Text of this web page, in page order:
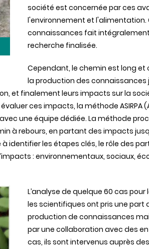
société est concernée par ces
l'environnement et
connaissances fait intégralement
recherche finalisée.
Cependant, le chemin est long et
la production des connaissances
et finalement leurs impacts sur la
ces impacts, la méthode ASIRPA
une équipe dédiée. La méthode
à rebours, en partant des impacts
identifier les étapes clés, le rôle des
: environnementaux, sociaux,
L’analyse de quelque 60 cas
les scientifiques ont pris une part
production de connaissances
par une collaboration avec des
cas, ils sont intervenus auprès